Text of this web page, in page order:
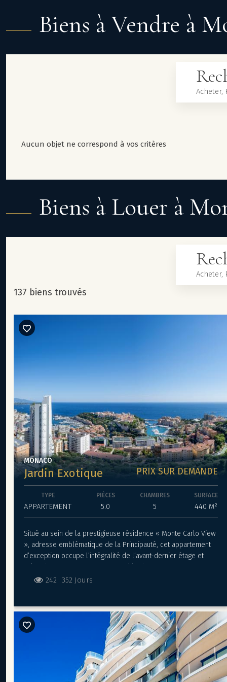
Biens à Vendre à
Aucun objet ne correspond à vos critères
Biens à Louer à
137 biens trouvés
MONACO
Jardin Exotique PRIX SUR DEMANDE
TYPE
APPARTEMENT
PIÈCES
5.0
CHAMBRES
5
SURFACE
440 M²
Situé au sein de la prestigieuse résidence « Monte Carlo View
», adresse emblématique de la Principauté, cet appartement
d’exception occupe l’intégralité de l’avant-dernier étage et
Conçu pour une clientèle en quête d’élégance et d’exclusivité,
finitions luxueuses.
L’espace de vie, lumineux et généreusement ouvert sur
l’extérieur grâce à de vastes baies vitrées, offre une vue
panoramique à couper le souffle sur la Méditerranée et la
Principauté — un spectacle unique, de jour comme de nuit.
Les équipements intérieurs répondent aux plus hauts
standards de qualité : cave à vin, système de domotique
242 352 Jours